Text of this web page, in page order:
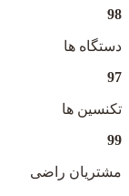
98
دستگاه ها
97
تکنسین ها
99
مشتریان راضی